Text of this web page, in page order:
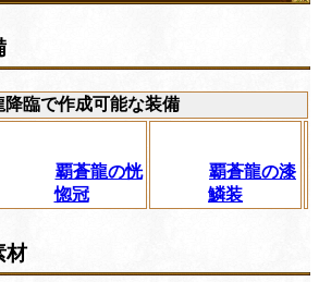
降臨で作成可能な装備
覇蒼龍の恍
惚冠
覇蒼龍の漆
鱗装
材